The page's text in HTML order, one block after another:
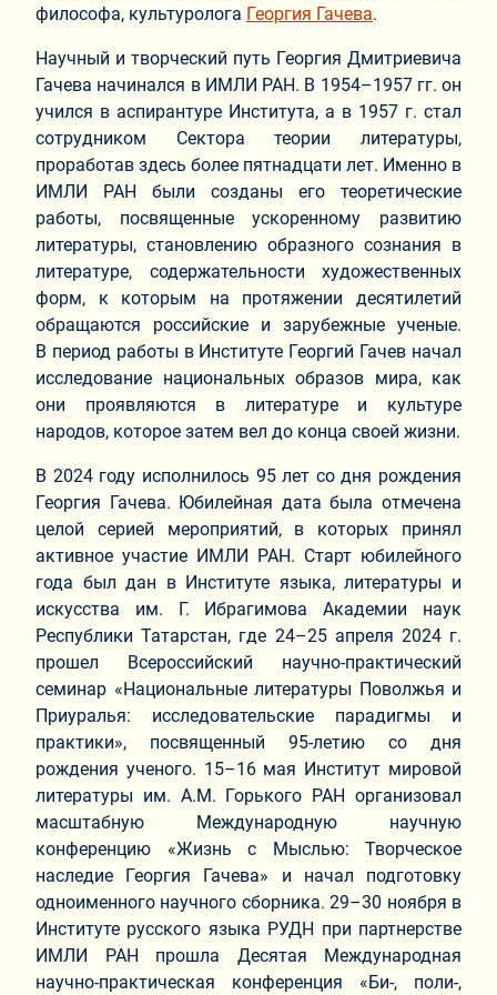
философа, культуролога Георгия Гачева.
Научный и творческий путь Георгия Дмитриевича
Гачева начинался в ИМЛИ РАН. В 1954–1957 гг. он
учился в аспирантуре Института, а в 1957 г. стал
сотрудником Сектора теории литературы,
проработав здесь более пятнадцати лет. Именно в
ИМЛИ РАН были созданы его теоретические
работы, посвященные ускоренному развитию
литературы, становлению образного сознания в
литературе, содержательности художественных
форм, к которым на протяжении десятилетий
обращаются российские и зарубежные ученые.
В период работы в Институте Георгий Гачев начал
исследование национальных образов мира, как
они проявляются в литературе и культуре
народов, которое затем вел до конца своей жизни.
В 2024 году исполнилось 95 лет со дня рождения
Георгия Гачева. Юбилейная дата была отмечена
целой серией мероприятий, в которых принял
активное участие ИМЛИ РАН. Старт юбилейного
года был дан в Институте языка, литературы и
искусства им. Г. Ибрагимова Академии наук
Республики Татарстан, где 24–25 апреля 2024 г.
прошел Всероссийский научно-практический
семинар «Национальные литературы Поволжья и
Приуралья: исследовательские парадигмы и
практики», посвященный 95-летию со дня
рождения ученого. 15–16 мая Институт мировой
литературы им. А.М. Горького РАН организовал
масштабную Международную научную
конференцию «Жизнь с Мыслью: Творческое
наследие Георгия Гачева» и начал подготовку
одноименного научного сборника. 29–30 ноября в
Институте русского языка РУДН при партнерстве
ИМЛИ РАН прошла Десятая Международная
научно-практическая конференция «Би-, поли-,